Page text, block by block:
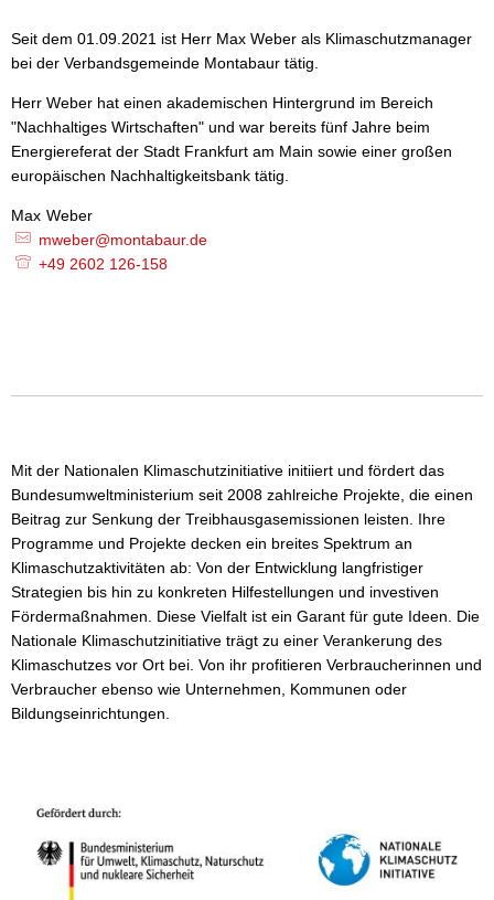
Seit dem 01.09.2021 ist Herr Max Weber als Klimaschutzmanager
bei der Verbandsgemeinde Montabaur tätig.
Herr Weber hat einen akademischen Hintergrund im Bereich
"Nachhaltiges Wirtschaften" und war bereits fünf Jahre beim
Energiereferat der Stadt Frankfurt am Main sowie einer großen
europäischen Nachhaltigkeitsbank tätig.
Max Weber
mweber@montabaur.de
+49 2602 126-158
Mit der Nationalen Klimaschutzinitiative initiiert und fördert das
Bundesumweltministerium seit 2008 zahlreiche Projekte, die einen
Beitrag zur Senkung der Treibhausgasemissionen leisten. Ihre
Programme und Projekte decken ein breites Spektrum an
Klimaschutzaktivitäten ab: Von der Entwicklung langfristiger
Strategien bis hin zu konkreten Hilfestellungen und investiven
Fördermaßnahmen. Diese Vielfalt ist ein Garant für gute Ideen. Die
Nationale Klimaschutzinitiative trägt zu einer Verankerung des
Klimaschutzes vor Ort bei. Von ihr profitieren Verbraucherinnen und
Verbraucher ebenso wie Unternehmen, Kommunen oder
Bildungseinrichtungen.